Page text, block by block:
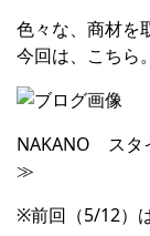
色々な、商材を
今回は、こちら。
NAKANO スタ
≫
※前回（5/12）